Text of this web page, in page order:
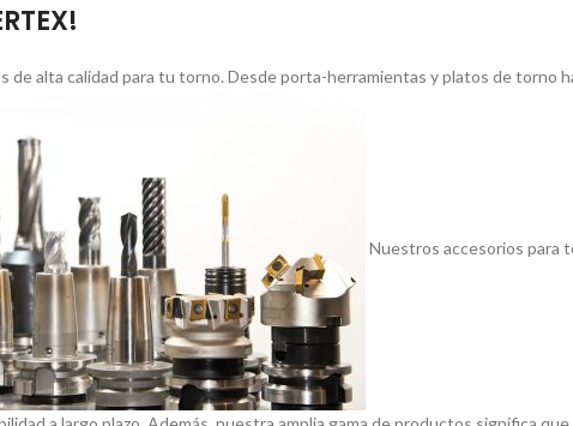
de alta calidad para tu torno. Desde porta-herramientas y platos de
Nuestros accesorios para